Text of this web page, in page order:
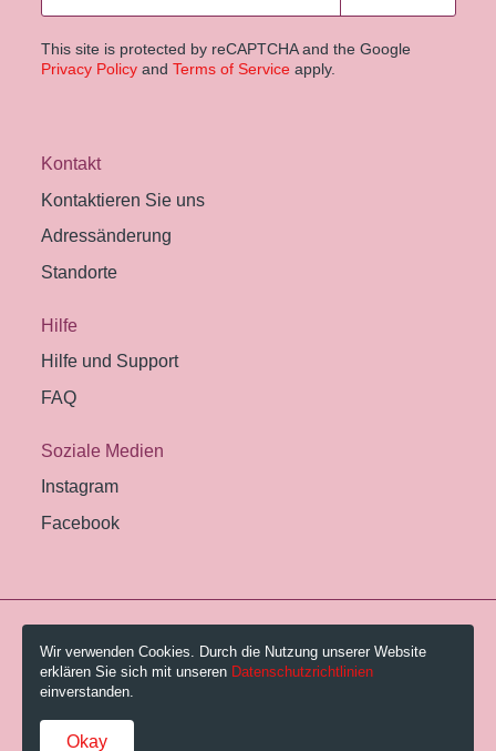
This site is protected by reCAPTCHA and the Google
Privacy Policyand Terms of Service apply.
Kontakt
Kontaktieren Sie uns
Adressänderung
Standorte
Hilfe
Hilfe und Support
FAQ
Soziale Medien
Instagram
Facebook
© 2026 Pestalozzi-Bibliothek Zürich.
Impressum
Gebühren und AGB
Wir verwenden Cookies. Durch die Nutzung unserer Website
erklären Sie sich mit unseren Datenschutzrichtlinien
einverstanden.
Okay